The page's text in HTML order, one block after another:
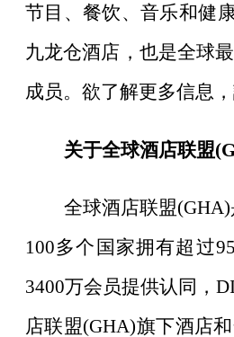
节目、餐饮、音乐和健
九龙仓酒店，也是全球
成员。欲了解更多信息
关于全球酒店联盟
全球酒店联盟
100多个国家拥有超过
3400万会员提供认同，
店联盟(GHA)旗下酒店